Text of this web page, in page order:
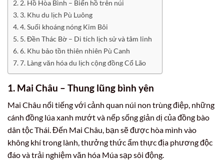
2. Hồ Hòa Bình – Biển hồ trên núi
3. Khu du lịch Pù Luông
4. Suối khoáng nóng Kim Bôi
5. Đền Thác Bờ – Di tích lịch sử và tâm linh
6. Khu bảo tồn thiên nhiên Pù Canh
7. Làng văn hóa du lịch cộng đồng Cổ Lão
1. Mai Châu – Thung lũng bình yên
Mai Châu nổi tiếng với cảnh quan núi non trùng điệp, những
cánh đồng lúa xanh mướt và nếp sống giản dị của đồng bào
dân tộc Thái. Đến Mai Châu, bạn sẽ được hòa mình vào
không khí trong lành, thưởng thức ẩm thực địa phương độc
đáo và trải nghiệm văn hóa Múa sạp sôi động.